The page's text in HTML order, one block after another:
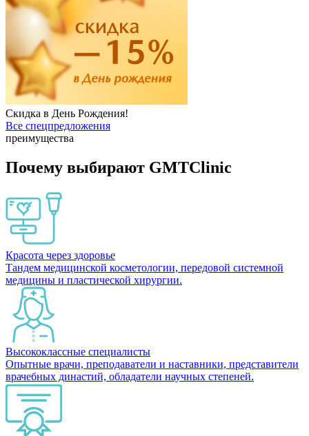
Скидка в День Рождения!
Все спецпредложения
преимущества
Почему выбирают GMTClinic
Красота через здоровье
Тандем медицинской косметологии, передовой системной
медицины и пластической хирургии.
Высококлассные специалисты
Опытные врачи, преподаватели и наставники, представители
врачебных династий, обладатели научных степеней.